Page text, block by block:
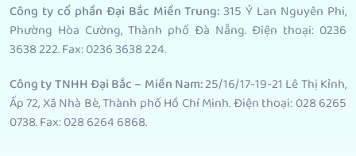
Công ty cổ phần Đại Bắc Miền Trung: 315 Ỷ Lan Nguyên Phi,
Phường Hòa Cường, Thành phố Đà Nẵng. Điện thoại: 0236
3638 222. Fax: 0236 3638 224.
Công ty TNHH Đại Bắc – Miền Nam:25/16/17-19-21 Lê Thị Kỉnh,
Ấp 72, Xã Nhà Bè, Thành phố Hồ Chí Minh. Điện thoại: 028 6265
0738. Fax: 028 6264 6868.